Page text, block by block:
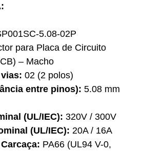
5.08-02P
para Placa de Circuito
– Macho
02 (2 polos)
entre pinos): 5.08 mm
(UL/IEC): 320V / 300V
(UL/IEC): 20A / 16A
PA66 (UL94 V-0,